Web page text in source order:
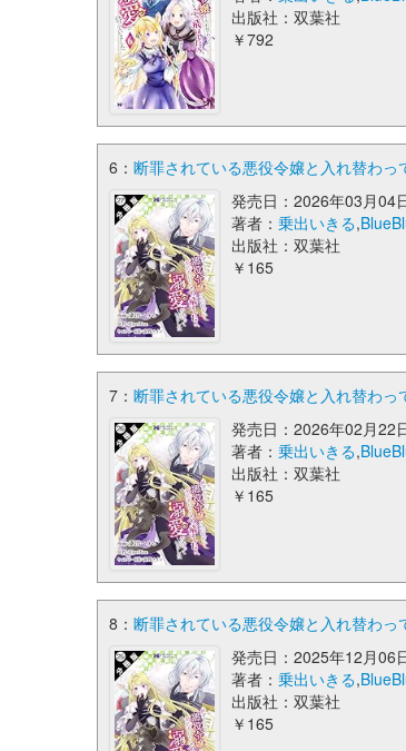
出版社：双葉社
￥792
6： 断罪されている悪役令嬢と入れ替わ
発売日：2026年03月04
著者：乗出いきる,
出版社：双葉社
￥165
7： 断罪されている悪役令嬢と入れ替わ
発売日：2026年02月22
著者：乗出いきる,
出版社：双葉社
￥165
8： 断罪されている悪役令嬢と入れ替わ
発売日：2025年12月06
著者：乗出いきる,
出版社：双葉社
￥165